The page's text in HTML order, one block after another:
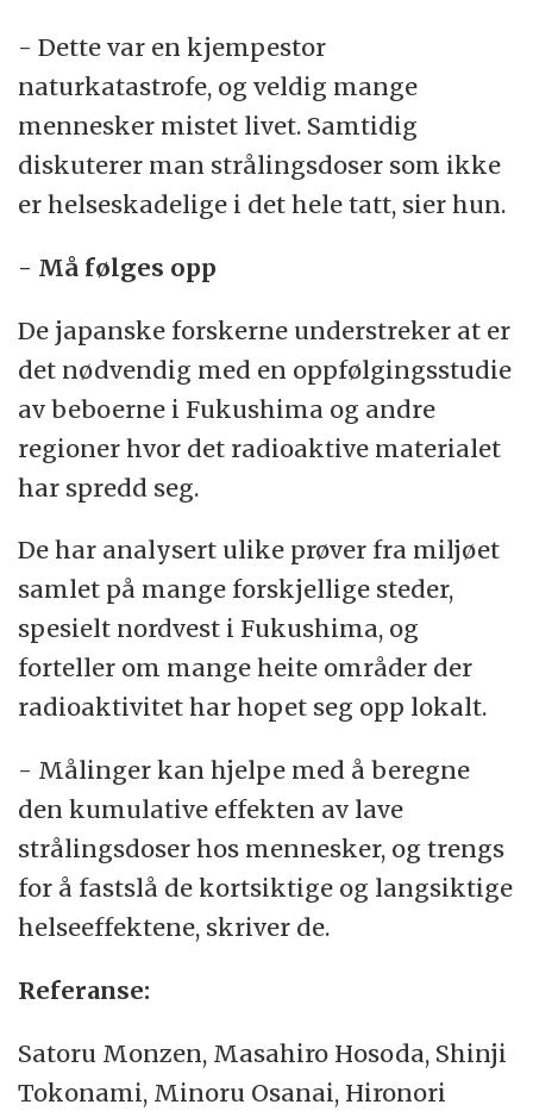
- Dette var en kjempestor
naturkatastrofe, og veldig mange
mennesker mistet livet. Samtidig
diskuterer man strålingsdoser som ikke
er helseskadelige i det hele tatt, sier hun.
- Må følges opp
De japanske forskerne understreker at er
det nødvendig med en oppfølgingsstudie
av beboerne i Fukushima og andre
regioner hvor det radioaktive materialet
har spredd seg.
De har analysert ulike prøver fra miljøet
samlet på mange forskjellige steder,
spesielt nordvest i Fukushima, og
forteller om mange heite områder der
radioaktivitet har hopet seg opp lokalt.
- Målinger kan hjelpe med å beregne
den kumulative effekten av lave
strålingsdoser hos mennesker, og trengs
for å fastslå de kortsiktige og langsiktige
helseeffektene, skriver de.
Referanse:
Satoru Monzen, Masahiro Hosoda, Shinji
Tokonami, Minoru Osanai, Hironori